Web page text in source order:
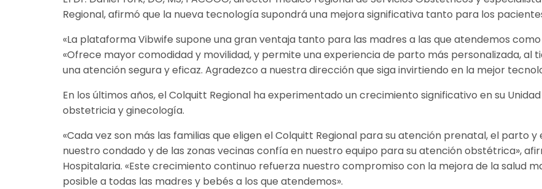
Regional, afirmó que la nueva tecnología supondrá una mejora significativa tanto para los
«La plataforma Vibwife supone una gran ventaja tanto para las madres a las que atendemos
«Ofrece mayor comodidad y movilidad, y permite una experiencia de parto más personalizada, al
una atención segura y eficaz. Agradezco a nuestra dirección que siga invirtiendo en la mejor
En los últimos años, el Colquitt Regional ha experimentado un crecimiento significativo en su
obstetricia y ginecología.
«Cada vez son más las familias que eligen el Colquitt Regional para su atención prenatal, el parto
nuestro condado y de las zonas vecinas confía en nuestro equipo para su atención obstétrica»,
Hospitalaria. «Este crecimiento continuo refuerza nuestro compromiso con la mejora de la salud
posible a todas las madres y bebés a los que atendemos».